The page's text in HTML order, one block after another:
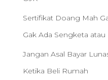
Sertifikat Doang Mah
Gak Ada Sengketa atau
Jangan Asal Bayar
Ketika Beli Rumah